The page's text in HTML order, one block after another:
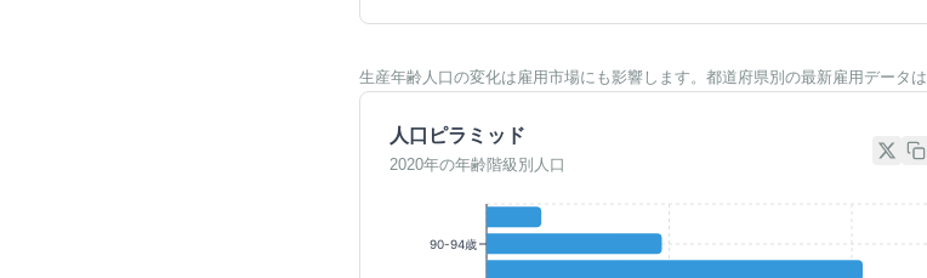
生産年齢人口の変化は雇用市場にも影響します。都道府県別の最新雇用データは
人口ピラミッド
2020年の年齢階級別人口
90-94歳